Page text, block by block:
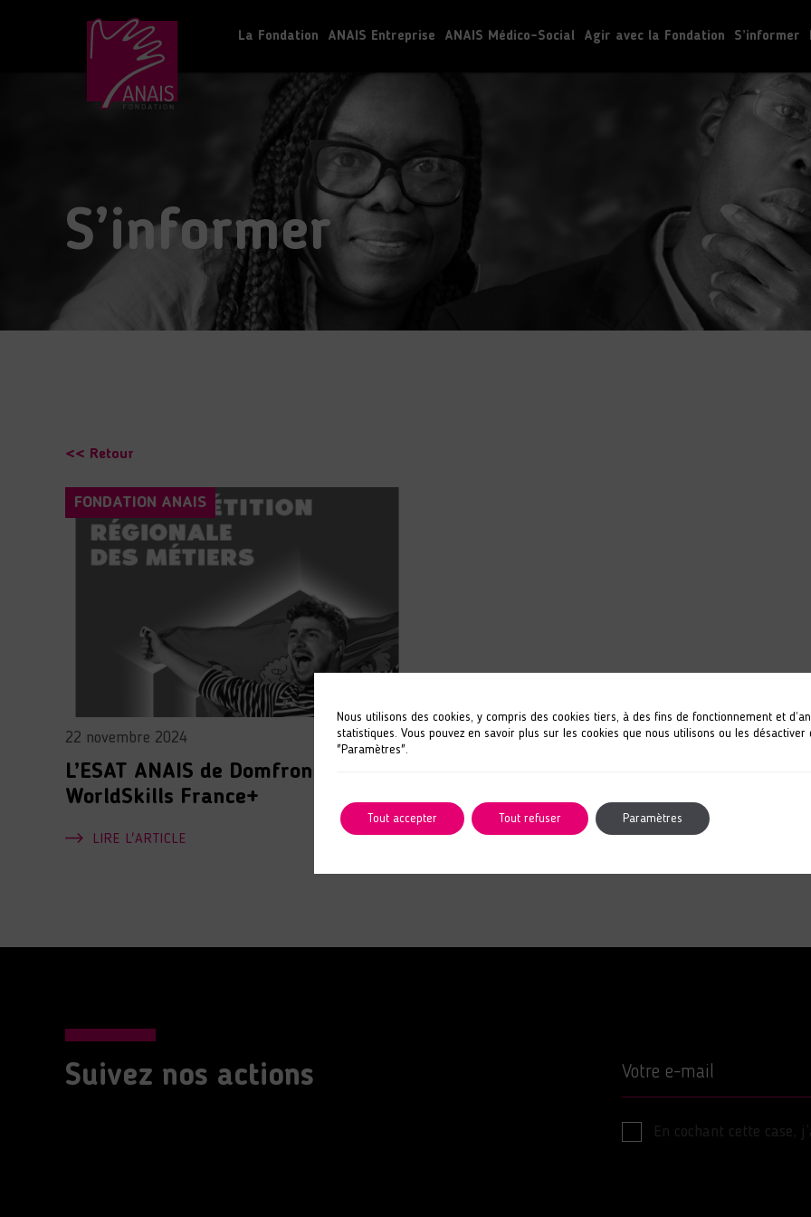
La Fondation ANAIS Entreprise ANAIS Médico-Social Agir avec la Fondation S’informer
S’informer
<< Retour
FONDATION ANAIS
22 novembre 2024
L’ESAT ANAIS de Domfront aux
WorldSkills France+
LIRE L'ARTICLE
Suivez nos actions Votre e-mail
En cochant cette case,
Nous utilisons des cookies, y compris des cookies tiers, à des fins de fonctionnement et
statistiques. Vous pouvez en savoir plus sur les cookies que nous utilisons ou les désactiver
"Paramètres".
Tout accepter Tout refuser Paramètres